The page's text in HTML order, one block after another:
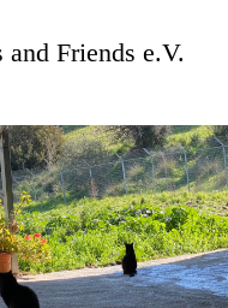
Friends e.V.